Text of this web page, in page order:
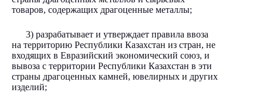
товаров, содержащих драгоценные металлы;
3) разрабатывает и утверждает правила ввоза
на территорию Республики Казахстан из стран, не
входящих в Евразийский экономический союз, и
вывоза с территории Республики Казахстан в эти
страны драгоценных камней, ювелирных и других
изделий;